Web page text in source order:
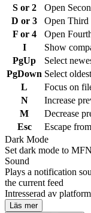
S or 2
Open
D or 3
Open Third
F or 4
Open
I
Show
PgUp
Select
PgDown Select
L
Focus on
N
Increase
M
Decrease
Esc
Escape
Dark Mode
Set dark mode to
Sound
Plays a notification
the current feed
Intresserad av
Läs mer